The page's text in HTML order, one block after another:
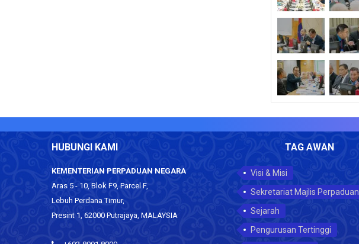
HUBUNGI KAMI
KEMENTERIAN PERPADUAN NEGARA
Aras 5 - 10, Blok F9, Parcel F,
Lebuh Perdana Timur,
Presint 1, 62000 Putrajaya, MALAYSIA
TAG AWAN
Visi & Misi
Sekretariat Majlis Perpaduan
Sejarah
Pengurusan Tertinggi